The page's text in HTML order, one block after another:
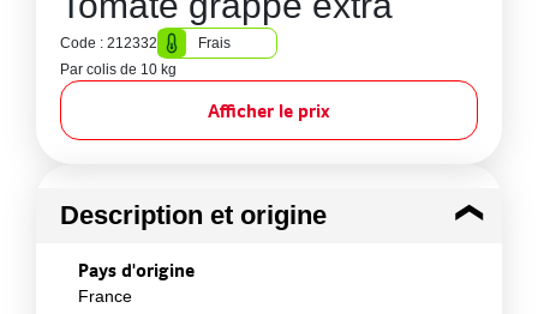
Code : 212332
Frais
Par colis de 10 kg
Afficher le prix
Description et origine
Pays d'origine
France